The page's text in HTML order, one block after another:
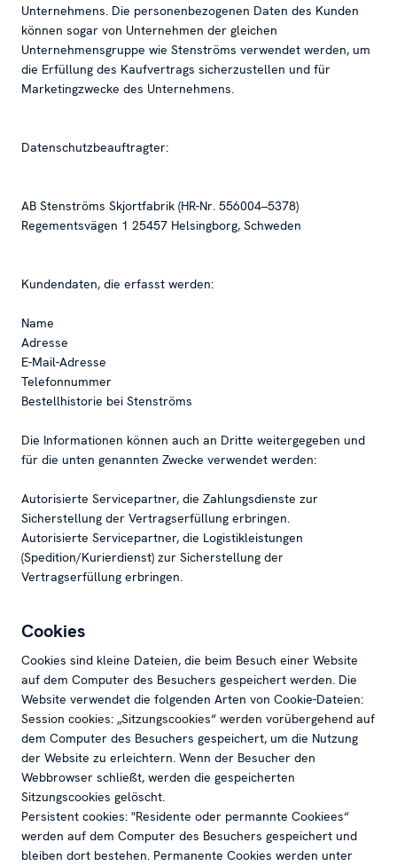
Unternehmens. Die personenbezogenen Daten des Kunden
können sogar von Unternehmen der gleichen
Unternehmensgruppe wie Stenströms verwendet werden, um
die Erfüllung des Kaufvertrags sicherzustellen und für
Marketingzwecke des Unternehmens.
Datenschutzbeauftragter:
AB Stenströms Skjortfabrik (HR-Nr. 556004–5378)
Regementsvägen 1 25457 Helsingborg, Schweden
Kundendaten, die erfasst werden:
Name
Adresse
E-Mail-Adresse
Telefonnummer
Bestellhistorie bei Stenströms
Die Informationen können auch an Dritte weitergegeben und
für die unten genannten Zwecke verwendet werden:
Autorisierte Servicepartner, die Zahlungsdienste zur
Sicherstellung der Vertragserfüllung erbringen.
Autorisierte Servicepartner, die Logistikleistungen
(Spedition/Kurierdienst) zur Sicherstellung der
Vertragserfüllung erbringen.
Cookies
Cookies sind kleine Dateien, die beim Besuch einer Website
auf dem Computer des Besuchers gespeichert werden. Die
Website verwendet die folgenden Arten von Cookie-Dateien:
Session cookies: „Sitzungscookies“ werden vorübergehend auf
dem Computer des Besuchers gespeichert, um die Nutzung
der Website zu erleichtern. Wenn der Besucher den
Webbrowser schließt, werden die gespeicherten
Sitzungscookies gelöscht.
Persistent cookies: "Residente oder permannte Cookiees“
werden auf dem Computer des Besuchers gespeichert und
bleiben dort bestehen. Permanente Cookies werden unter